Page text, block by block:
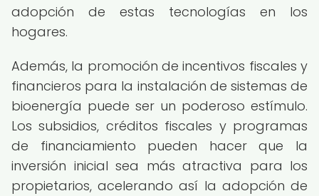
adopción de estas tecnologías en los
hogares.
Además, la promoción de incentivos fiscales y
financieros para la instalación de sistemas de
bioenergía puede ser un poderoso estímulo.
Los subsidios, créditos fiscales y programas
de financiamiento pueden hacer que la
inversión inicial sea más atractiva para los
propietarios, acelerando así la adopción de